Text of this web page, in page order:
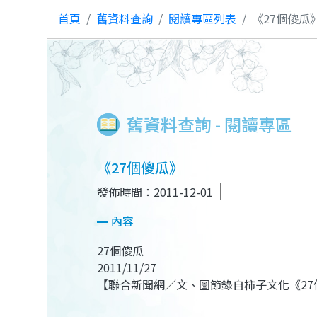
首頁 舊資料查詢 閱讀專區列表 《27個傻瓜》
舊資料查詢 - 閱讀專區
《27個傻瓜》
發佈時間：2011-12-01
內容
27個傻瓜
2011/11/27
【聯合新聞網／文、圖節錄自柿子文化《27